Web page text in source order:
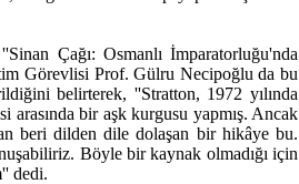
Çağı: Osmanlı İmparatorluğu'nda
Görevlisi Prof. Gülru Necipoğlu da bu
belirterek, ''Stratton, 1972 yılında
arasında bir aşk kurgusu yapmış. Ancak
beri dilden dile dolaşan bir hikâye bu.
Böyle bir kaynak olmadığı için
dedi.